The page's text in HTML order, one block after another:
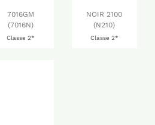
7016GM
(7016N)
Classe 2*
NOIR 2100
(N210)
Classe 2*